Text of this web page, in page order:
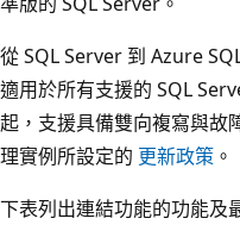
從 SQL Server 到 Azure
適用於所有支援的 SQL
起，支援具備雙向複寫與故
理實例所設定的 更新政策 。
下表列出連結功能的功能及